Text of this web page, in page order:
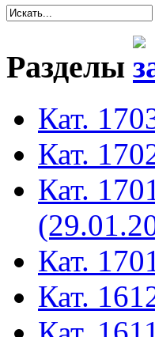
Разделы
Кат.
Кат.
Кат.
Кат.
Кат.